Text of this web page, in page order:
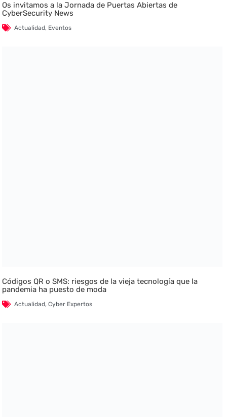
Os invitamos a la Jornada de Puertas Abiertas de
CyberSecurity News
Actualidad, Eventos
Códigos QR o SMS: riesgos de la vieja tecnología que la
pandemia ha puesto de moda
Actualidad,Cyber Expertos